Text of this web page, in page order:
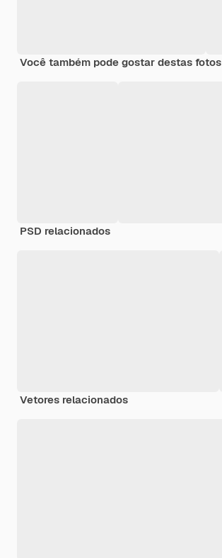
Você também pode gostar destas fotos
PSD relacionados
Vetores relacionados